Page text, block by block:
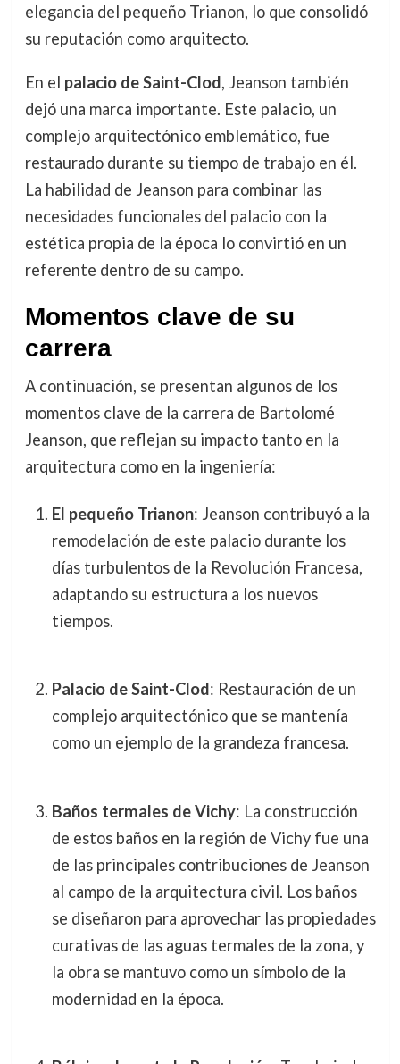
elegancia del pequeño Trianon, lo que consolidó
su reputación como arquitecto.
En el palacio de Saint-Clod, Jeanson también
dejó una marca importante. Este palacio, un
complejo arquitectónico emblemático, fue
restaurado durante su tiempo de trabajo en él.
La habilidad de Jeanson para combinar las
necesidades funcionales del palacio con la
estética propia de la época lo convirtió en un
referente dentro de su campo.
Momentos clave de su
carrera
A continuación, se presentan algunos de los
momentos clave de la carrera de Bartolomé
Jeanson, que reflejan su impacto tanto en la
arquitectura como en la ingeniería:
El pequeño Trianon: Jeanson contribuyó a la
remodelación de este palacio durante los
días turbulentos de la Revolución Francesa,
adaptando su estructura a los nuevos
tiempos.
Palacio de Saint-Clod: Restauración de un
complejo arquitectónico que se mantenía
como un ejemplo de la grandeza francesa.
Baños termales de Vichy: La construcción
de estos baños en la región de Vichy fue una
de las principales contribuciones de Jeanson
al campo de la arquitectura civil. Los baños
se diseñaron para aprovechar las propiedades
curativas de las aguas termales de la zona, y
la obra se mantuvo como un símbolo de la
modernidad en la época.